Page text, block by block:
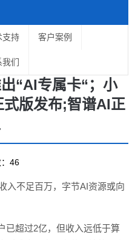
支持 客户案例
我们
“AI专属卡“；小
版发布;智谱AI正
46
入不足百万，字节AI资源或向
已超过2亿，但收入远低于算